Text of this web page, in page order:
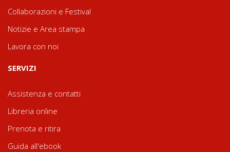
Collaborazioni e Festival
Notizie e Area stampa
Lavora con noi
SERVIZI
Assistenza e contatti
Libreria online
Prenota e ritira
Guida all'ebook